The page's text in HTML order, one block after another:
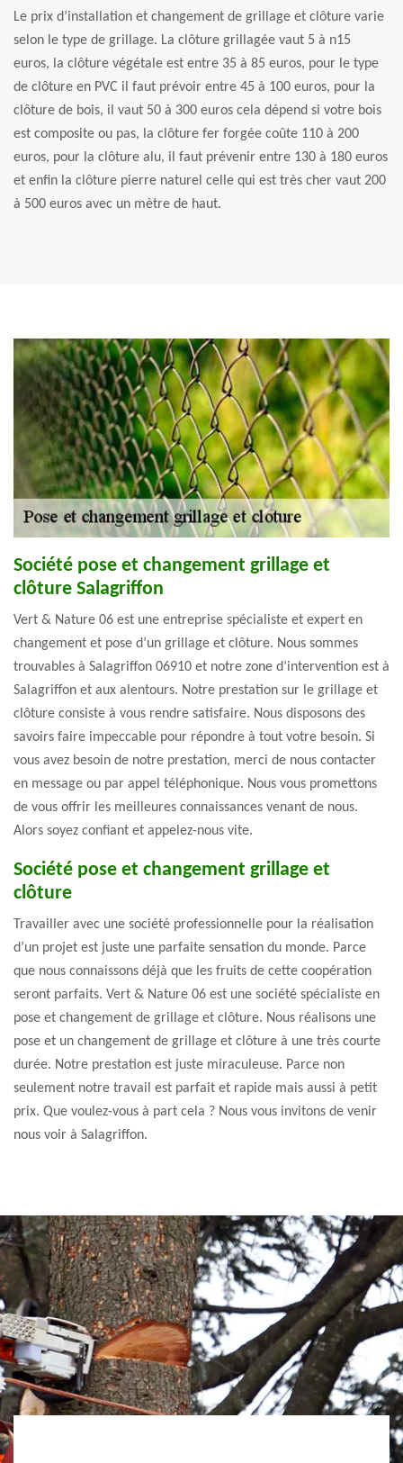
Le prix d’installation et changement de grillage et clôture varie
selon le type de grillage. La clôture grillagée vaut 5 à n15
euros, la clôture végétale est entre 35 à 85 euros, pour le type
de clôture en PVC il faut prévoir entre 45 à 100 euros, pour la
clôture de bois, il vaut 50 à 300 euros cela dépend si votre bois
est composite ou pas, la clôture fer forgée coûte 110 à 200
euros, pour la clôture alu, il faut prévenir entre 130 à 180 euros
et enfin la clôture pierre naturel celle qui est très cher vaut 200
à 500 euros avec un mètre de haut.
Société pose et changement grillage et
clôture Salagriffon
Vert & Nature 06 est une entreprise spécialiste et expert en
changement et pose d’un grillage et clôture. Nous sommes
trouvables à Salagriffon 06910 et notre zone d’intervention est à
Salagriffon et aux alentours. Notre prestation sur le grillage et
clôture consiste à vous rendre satisfaire. Nous disposons des
savoirs faire impeccable pour répondre à tout votre besoin. Si
vous avez besoin de notre prestation, merci de nous contacter
en message ou par appel téléphonique. Nous vous promettons
de vous offrir les meilleures connaissances venant de nous.
Alors soyez confiant et appelez-nous vite.
Société pose et changement grillage et
clôture
Travailler avec une société professionnelle pour la réalisation
d’un projet est juste une parfaite sensation du monde. Parce
que nous connaissons déjà que les fruits de cette coopération
seront parfaits. Vert & Nature 06 est une société spécialiste en
pose et changement de grillage et clôture. Nous réalisons une
pose et un changement de grillage et clôture à une très courte
durée. Notre prestation est juste miraculeuse. Parce non
seulement notre travail est parfait et rapide mais aussi à petit
prix. Que voulez-vous à part cela ? Nous vous invitons de venir
nous voir à Salagriffon.